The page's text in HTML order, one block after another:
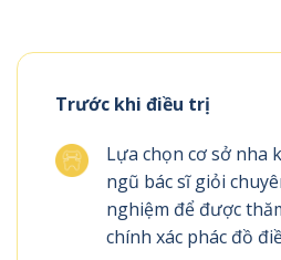
Trước khi điều trị
Lựa chọn cơ sở nha
ngũ bác sĩ giỏi
nghiệm để được
chính xác phác đồ